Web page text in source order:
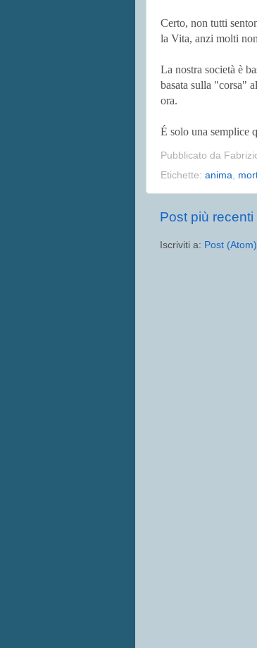
Certo, non tutti
la Vita, anzi molti
La nostra società è
basata sulla "corsa"
ora.
É solo una semplice
Pubblicato da
Etichette: anima
Post più recenti
Iscriviti a: Post (Atom)